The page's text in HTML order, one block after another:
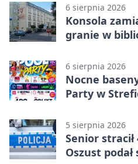
6 sierpnia 2026
Konsola
granie w
6 sierpnia 2026
Nocne
Party w
5 sierpnia 2026
Senior stracił
Oszust